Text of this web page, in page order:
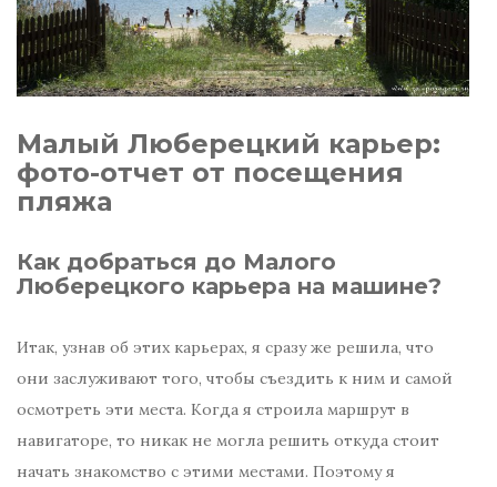
Малый Люберецкий карьер:
фото-отчет от посещения
пляжа
Как добраться до Малого
Люберецкого карьера на машине?
Итак, узнав об этих карьерах, я сразу же решила, что
они заслуживают того, чтобы съездить к ним и самой
осмотреть эти места. Когда я строила маршрут в
навигаторе, то никак не могла решить откуда стоит
начать знакомство с этими местами. Поэтому я